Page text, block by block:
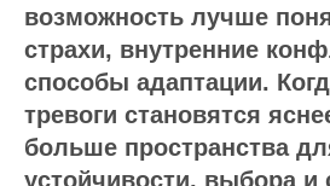
возможность лучше
страхи, внутренние
способы адаптации.
тревоги становятся
больше пространства
устойчивости, выбора и